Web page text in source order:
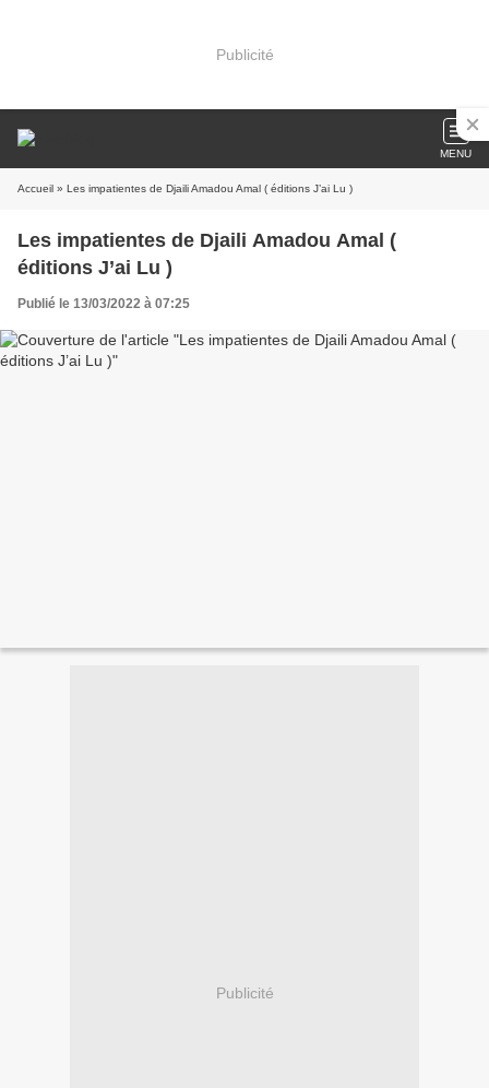
Publicité
MENU
Accueil » Les impatientes de Djaili Amadou Amal ( éditions J’ai Lu )
Les impatientes de Djaili Amadou Amal (
éditions J’ai Lu )
Publié le 13/03/2022 à 07:25
Publicité